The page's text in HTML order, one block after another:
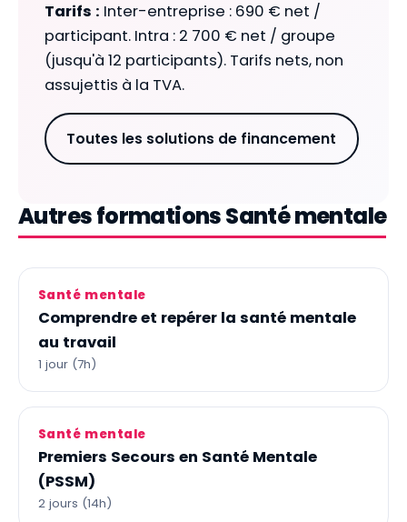
Tarifs : Inter-entreprise : 690 € net /
participant. Intra : 2 700 € net / groupe
(jusqu'à 12 participants). Tarifs nets, non
assujettis à la TVA.
Toutes les solutions de financement
Autres formations Santé mentale
Santé mentale
Comprendre et repérer la santé mentale
au travail
1 jour (7h)
Santé mentale
Premiers Secours en Santé Mentale
(PSSM)
2 jours (14h)